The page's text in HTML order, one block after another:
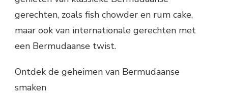
gerechten, zoals fish chowder en rum cake,
maar ook van internationale gerechten met
een Bermudaanse twist.
Ontdek de geheimen van Bermudaanse
smaken